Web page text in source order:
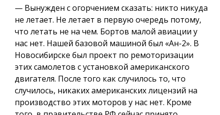
— Вынужден с огорчением сказать: никто никуда
не летает. Не летает в первую очередь потому,
что летать не на чем. Бортов малой авиации у
нас нет. Нашей базовой машиной был «Ан-2». В
Новосибирске был проект по ремоторизации
этих самолетов с установкой американского
двигателя. После того как случилось то, что
случилось, никаких американских лицензий на
производство этих моторов у нас нет. Кроме